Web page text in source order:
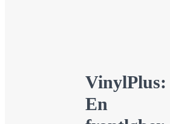
VinylPlus:
En